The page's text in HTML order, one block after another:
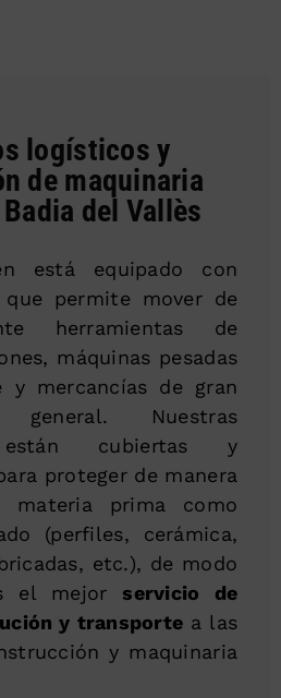
logísticos y
de maquinaria
del Vallès
está equipado con
permite mover de
herramientas de
máquinas pesadas
mercancías de gran
Nuestras
están cubiertas y
proteger de manera
materia prima como
(perfiles, cerámica,
etc.), de modo
el mejor servicio de
y transporte a las
y maquinaria